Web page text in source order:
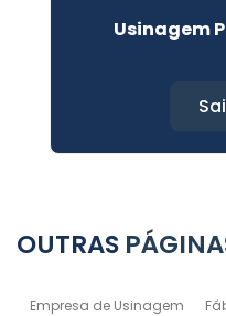
Usinagem
OUTRAS
Empresa de Usinagem